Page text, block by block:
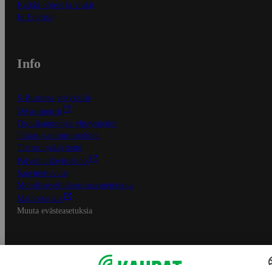
Kaikki ohjeet ja vinkit
In English
Info
S-Business yrityksille
Oiva-raportit
Osuuskauppojen yhteystiedot
Tilaus- ja toimitusehdot
Tietosuojakäytäntö
Palvelun käyttöehdot
Saavutettavuus
Mobiilisovelluksen saavutettavuus
Mainostajalle
Muuta evästeasetuksia
S-ryhmän palvelut